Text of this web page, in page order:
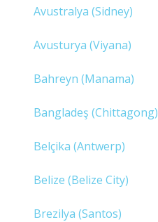
Avustralya (Sidney)
Avusturya (Viyana)
Bahreyn (Manama)
Bangladeş (Chittagong)
Belçika (Antwerp)
Belize (Belize City)
Brezilya (Santos)